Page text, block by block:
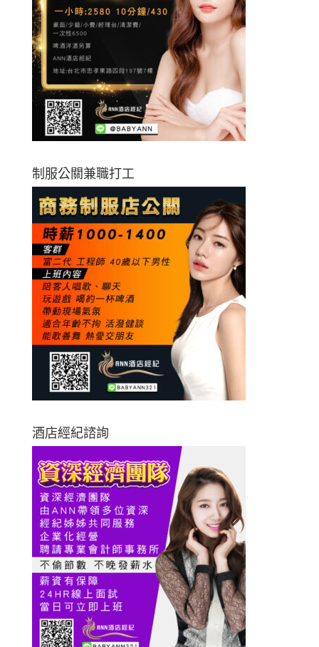
制服公關兼職打工
酒店經紀諮詢